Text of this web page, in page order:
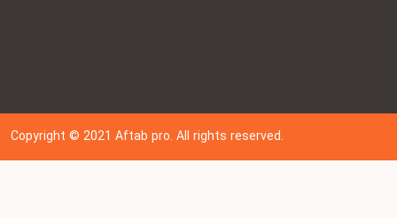
Copyright © 202 1Aftab pro. All rights reserved.